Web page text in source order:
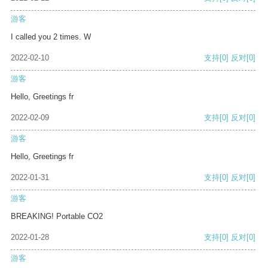
游客
I called you 2 times. W
2022-02-10 支持[0] 反对[0]
游客
Hello, Greetings fr
2022-02-09 支持[0] 反对[0]
游客
Hello, Greetings fr
2022-01-31 支持[0] 反对[0]
游客
BREAKING! Portable CO2
2022-01-28 支持[0] 反对[0]
游客